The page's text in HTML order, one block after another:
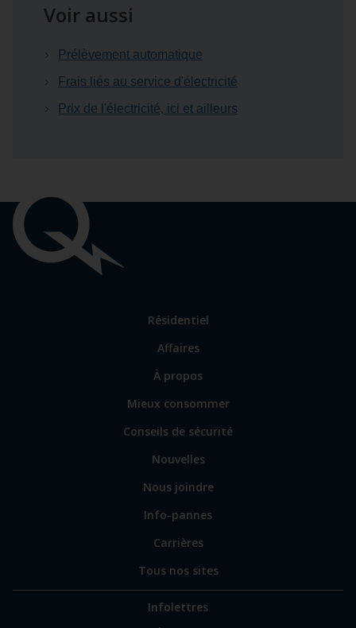
Voir aussi
Prélèvement automatique
Frais liés au service d'électricité
Prix de l'électricité, ici et ailleurs
importants
Lien
les
principales
Résidentiel
Affaires
Lien
certains
sites
À propos
Mieux consommer
Conseils de sécurité
Nouvelles
Nous joindre
Info-pannes
Carrières
Tous nos sites
Infolettres